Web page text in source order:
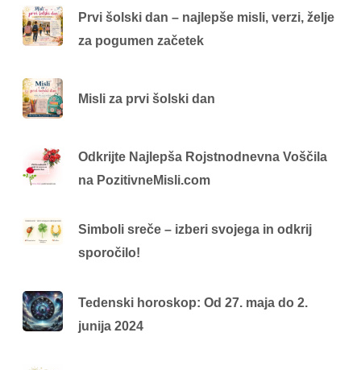
Prvi šolski dan – najlepše misli, verzi, želje
za pogumen začetek
Misli za prvi šolski dan
Odkrijte Najlepša Rojstnodnevna Voščila
na PozitivneMisli.com
Simboli sreče – izberi svojega in odkrij
sporočilo!
Tedenski horoskop: Od 27. maja do 2.
junija 2024